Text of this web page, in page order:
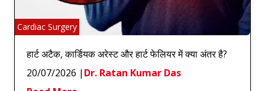
Cardiac Surgery
हार्ट अटैक, कार्डियक अरेस्ट और हार्ट फेलियर में क्या अंतर है?
20/07/2026 | Dr. Ratan Kumar Das